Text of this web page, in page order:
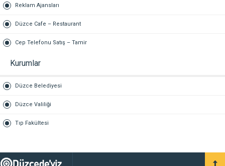
Reklam Ajansları
Düzce Cafe – Restaurant
Cep Telefonu Satış – Tamir
Kurumlar
Düzce Belediyesi
Düzce Valiliği
Tıp Fakültesi